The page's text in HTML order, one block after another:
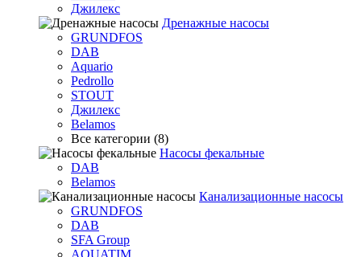
Джилекс
Дренажные насосы
GRUNDFOS
DAB
Aquario
Pedrollo
STOUT
Джилекс
Belamos
Все категории (8)
Насосы фекальные
DAB
Belamos
Канализационные насосы
GRUNDFOS
DAB
SFA Group
AQUATIM